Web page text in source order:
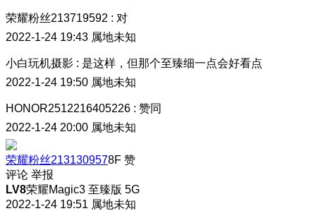
荣耀粉丝213719592 : 对
2022-1-24 19:43 属地未知
小白玩机摄影 : 是这样，但那个至臻细一点会好看点
2022-1-24 19:50 属地未知
HONOR2512216405226 : 赞同
2022-1-24 20:00 属地未知
荣耀粉丝2131309578F 赞
评论 举报
LV8荣耀Magic3 至臻版 5G
2022-1-24 19:51 属地未知